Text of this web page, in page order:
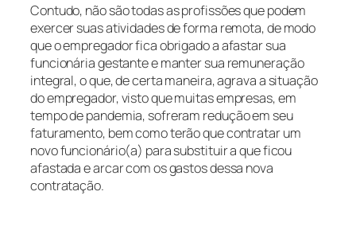
Contudo, não são todas as profissões que podem
exercer suas atividades de forma remota, de modo
que o empregador fica obrigado a afastar sua
funcionária gestante e manter sua remuneração
integral, o que, de certa maneira, agrava a situação
do empregador, visto que muitas empresas, em
tempo de pandemia, sofreram redução em seu
faturamento, bem como terão que contratar um
novo funcionário(a) para substituir a que ficou
afastada e arcar com os gastos dessa nova
contratação.